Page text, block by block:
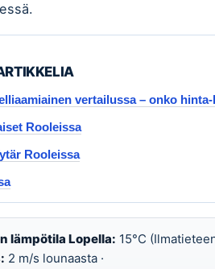
vertailussa – onko
Rooleissa
Rooleissa
lämpötila Lopella: 15°C
2 m/s lounaasta ·